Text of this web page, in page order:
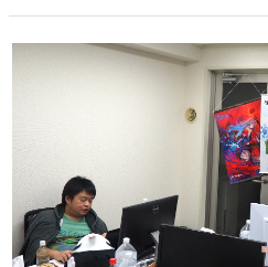
なんでゲームは面
ゲーム開発者・hamatsu
具体的な形から解き明
ゲームが変えた日
「経験値」「裏技」「
の起源や用法の変遷を
イニーP氏が徹底調査。
カテゴリ